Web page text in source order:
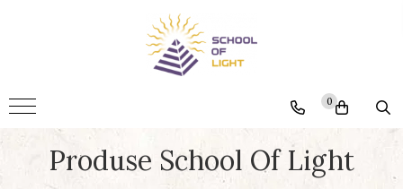
Ansa si raportor
Grile de cristale
Pandantive
0
Produse School Of Light